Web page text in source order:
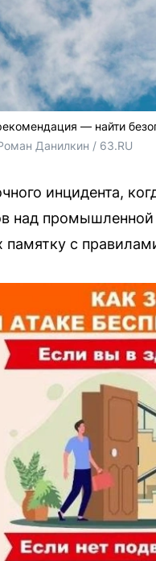
— найти
Данилкин / 63.RU
инцидента,
над
памятку с